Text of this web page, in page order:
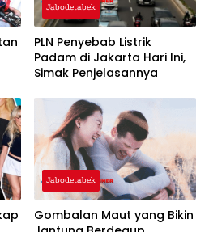
Jabodetabek
PLN Penyebab Listrik
Padam di Jakarta Hari Ini,
Simak Penjelasannya
Jabodetabek
Gombalan Maut yang Bikin